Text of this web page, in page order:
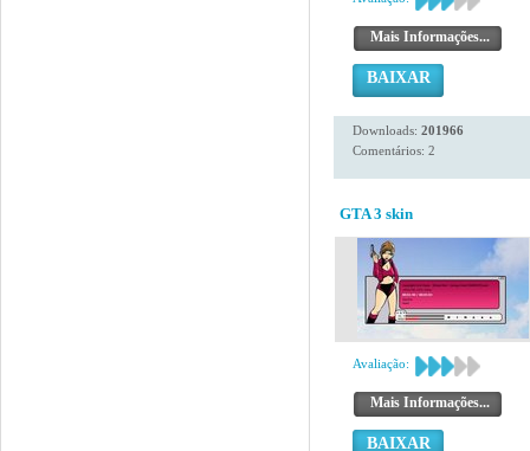
Mais Informações...
BAIXAR
Downloads: 201966
Comentários: 2
GTA 3 skin
Avaliação:
Mais Informações...
BAIXAR